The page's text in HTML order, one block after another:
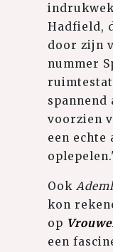
Hadfield,
door zijn
nummer
voorzien
een echte
oplepelen.'
Ook
kon
op
een